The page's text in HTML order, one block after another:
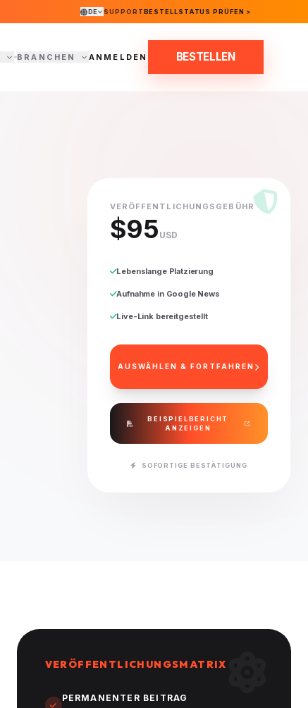
DE SUPPORTBESTELLSTATUS PRÜFEN >
BRANCHEN ANMELDEN BESTELLEN
VERÖFFENTLICHUNGSGEBÜHR
$95 USD
Lebenslange Platzierung
Aufnahme in Google News
Live-Link bereitgestellt
AUSWÄHLEN & FORTFAHREN
BEISPIELBERICHT
ANZEIGEN
SOFORTIGE BESTÄTIGUNG
VERÖFFENTLICHUNGSMATRIX
PERMANENTER BEITRAG